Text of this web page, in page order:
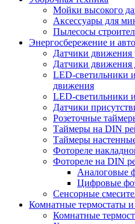
Мойки высокого
Аксессуары для
Пылесосы
Энергосбережение и
Датчики движения
Датчики
LED-светильники
движения
LED-светильники
Датчики
Розеточные
Таймеры на DIN
Таймеры
Фотореле
Фотореле на DIN
Аналоговые
Цифровые
Сенсорные
Комнатные термостаты
Комнатные